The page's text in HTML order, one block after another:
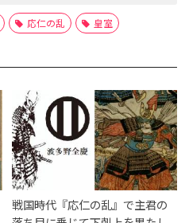
応仁の乱 皇室
戦国時代『応仁の乱』で主君の